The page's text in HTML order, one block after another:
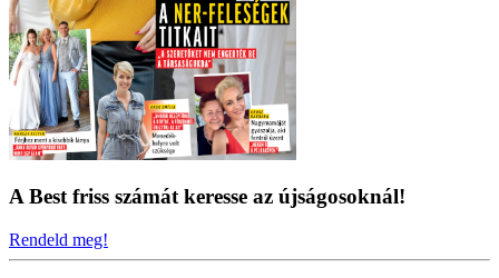
A Best friss számát keresse az újságosoknál!
Rendeld meg!